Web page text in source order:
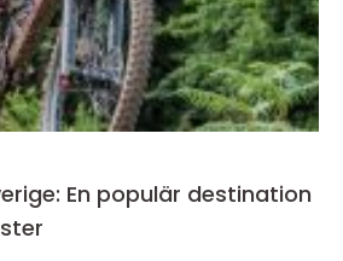
En populär destination